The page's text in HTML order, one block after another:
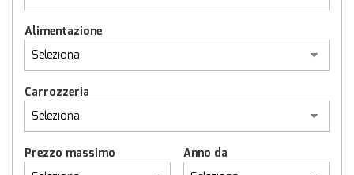
Alimentazione
Carrozzeria
Prezzo massimo Anno da
adottiamo
per
offrire
le
funzionalità
svolgere
le
attività